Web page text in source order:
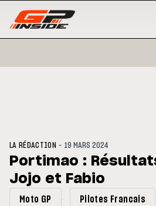
du GP de Grande-
LA RÉDACTION - 19 MARS 2024
Portimao :
Jojo et Fabio
Moto GP Pilotes Francais